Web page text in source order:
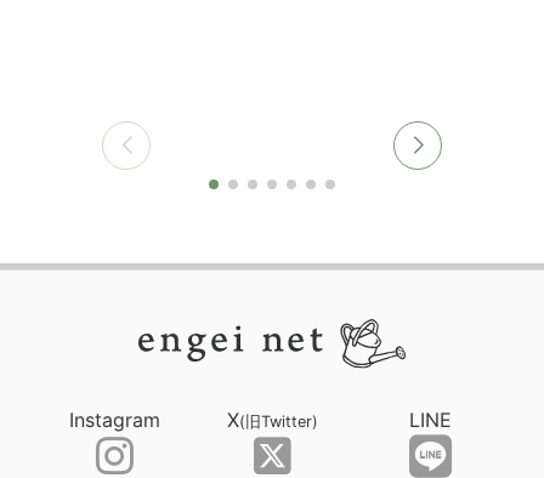
Instagram X(旧Twitter) LINE